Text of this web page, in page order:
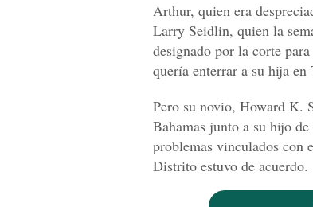
Arthur, quien era
Larry Seidlin, quien la
designado por la corte
quería enterrar a su hija en
Pero su novio, Howard K.
Bahamas junto a su hijo
problemas vinculados con
Distrito estuvo de acuerdo.